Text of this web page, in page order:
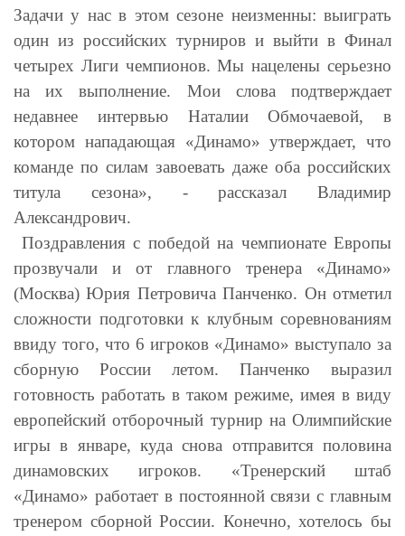
Задачи у нас в этом сезоне неизменны: выиграть
один из российских турниров и выйти в Финал
четырех Лиги чемпионов. Мы нацелены серьезно
на их выполнение. Мои слова подтверждает
недавнее интервью Наталии Обмочаевой, в
котором нападающая «Динамо» утверждает, что
команде по силам завоевать даже оба российских
титула сезона», - рассказал Владимир
Александрович.
Поздравления с победой на чемпионате Европы
прозвучали и от главного тренера «Динамо»
(Москва) Юрия Петровича Панченко. Он отметил
сложности подготовки к клубным соревнованиям
ввиду того, что 6 игроков «Динамо» выступало за
сборную России летом. Панченко выразил
готовность работать в таком режиме, имея в виду
европейский отборочный турнир на Олимпийские
игры в январе, куда снова отправится половина
динамовских игроков. «Тренерский штаб
«Динамо» работает в постоянной связи с главным
тренером сборной России. Конечно, хотелось бы